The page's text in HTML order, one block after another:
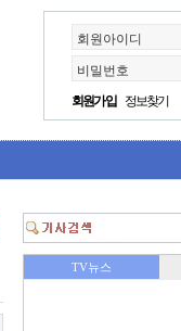
회원아이디
비밀번호
회원가입
정보찾기